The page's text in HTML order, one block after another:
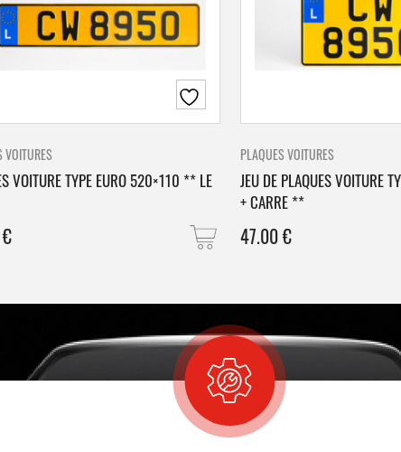
VOITURES
VOITURE TYPE EURO 520×110 ** LE
€
PLAQUES VOITURES
JEU DE PLAQUES VOITURE
+ CARRE **
47.00€